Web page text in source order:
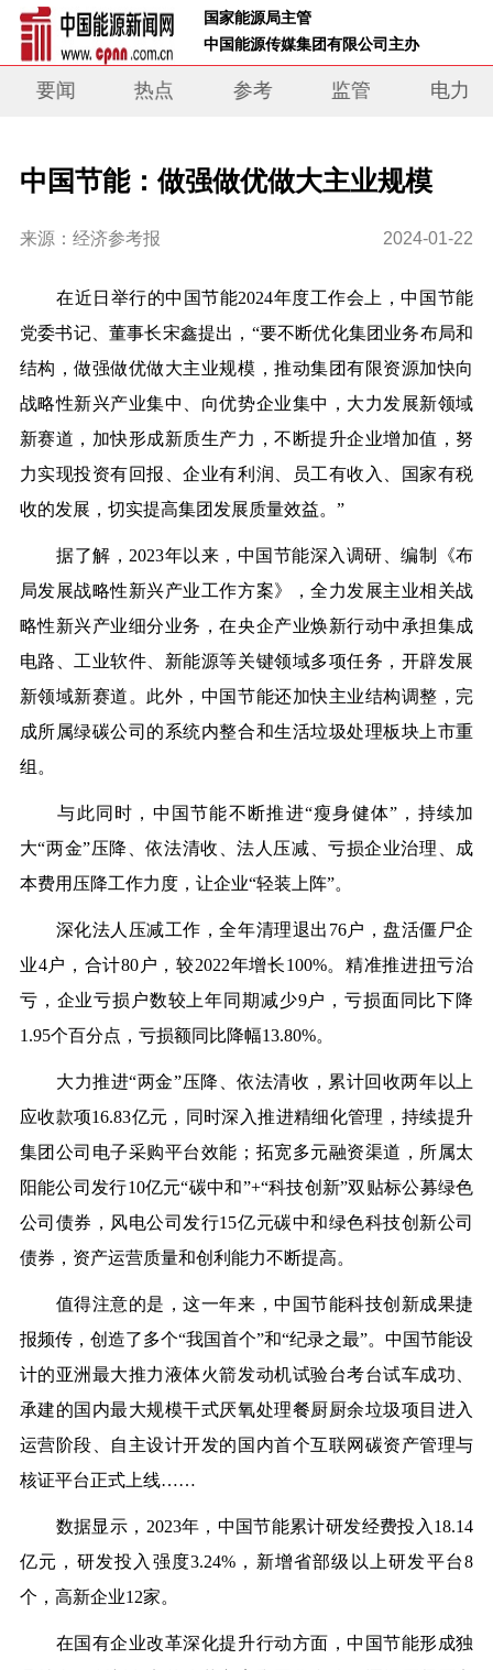
国家能源局主管
中国能源传媒集团有限公司主办
要闻 热点 参考 监管 电力
中国节能：做强做优做大主业规模
来源：经济参考报 2024-01-22
在近日举行的中国节能2024年度工作会上，中国节能
党委书记、董事长宋鑫提出，“要不断优化集团业务布局和
结构，做强做优做大主业规模，推动集团有限资源加快向
战略性新兴产业集中、向优势企业集中，大力发展新领域
新赛道，加快形成新质生产力，不断提升企业增加值，努
力实现投资有回报、企业有利润、员工有收入、国家有税
收的发展，切实提高集团发展质量效益。”
据了解，2023年以来，中国节能深入调研、编制《布
局发展战略性新兴产业工作方案》，全力发展主业相关战
略性新兴产业细分业务，在央企产业焕新行动中承担集成
电路、工业软件、新能源等关键领域多项任务，开辟发展
新领域新赛道。此外，中国节能还加快主业结构调整，完
成所属绿碳公司的系统内整合和生活垃圾处理板块上市重
组。
与此同时，中国节能不断推进“瘦身健体”，持续加
大“两金”压降、依法清收、法人压减、亏损企业治理、成
本费用压降工作力度，让企业“轻装上阵”。
深化法人压减工作，全年清理退出76户，盘活僵尸企
业4户，合计80户，较2022年增长100%。精准推进扭亏治
亏，企业亏损户数较上年同期减少9户，亏损面同比下降
1.95个百分点，亏损额同比降幅13.80%。
大力推进“两金”压降、依法清收，累计回收两年以上
应收款项16.83亿元，同时深入推进精细化管理，持续提升
集团公司电子采购平台效能；拓宽多元融资渠道，所属太
阳能公司发行10亿元“碳中和”+“科技创新”双贴标公募绿色
公司债券，风电公司发行15亿元碳中和绿色科技创新公司
债券，资产运营质量和创利能力不断提高。
值得注意的是，这一年来，中国节能科技创新成果捷
报频传，创造了多个“我国首个”和“纪录之最”。中国节能设
计的亚洲最大推力液体火箭发动机试验台考台试车成功、
承建的国内最大规模干式厌氧处理餐厨厨余垃圾项目进入
运营阶段、自主设计开发的国内首个互联网碳资产管理与
核证平台正式上线……
数据显示，2023年，中国节能累计研发经费投入18.14
亿元，研发投入强度3.24%，新增省部级以上研发平台8
个，高新企业12家。
在国有企业改革深化提升行动方面，中国节能形成独